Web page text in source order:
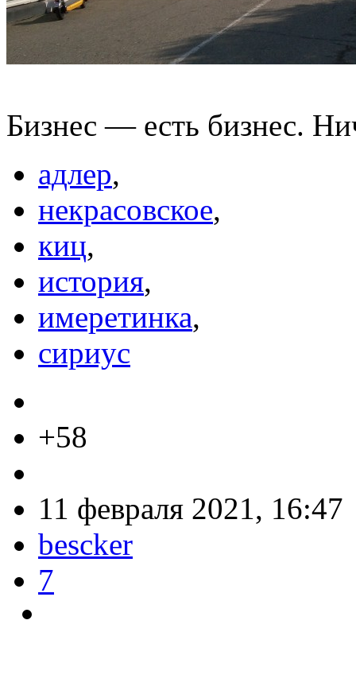
Бизнес — есть бизнес.
адлер,
некрасовское,
киц,
история,
имеретинка,
сириус
+58
11 февраля 2021, 16:47
bescker
7